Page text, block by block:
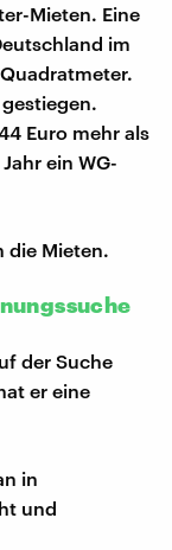
Mieten. Eine
im
Euro mehr als
ein WG-
die Mieten.
der Suche
er eine
in
und